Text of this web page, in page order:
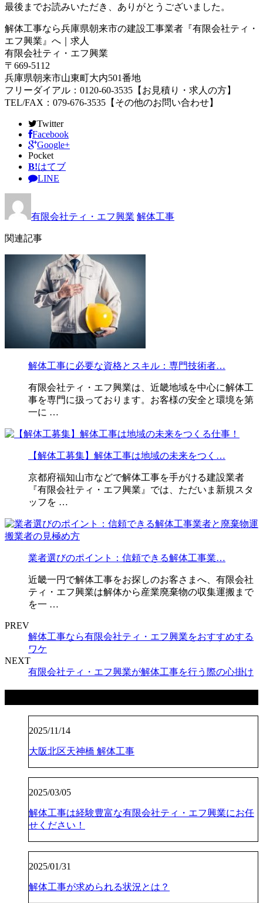
最後までお読みいただき、ありがとうございました。
解体工事なら兵庫県朝来市の建設工事業者『有限会社ティ・
エフ興業』へ｜求人
有限会社ティ・エフ興業
〒669-5112
兵庫県朝来市山東町大内501番地
フリーダイアル：0120-60-3535【お見積り・求人の方】
TEL/FAX：079-676-3535【その他のお問い合わせ】
Twitter
Facebook
Google+
Pocket
B!はてブ
LINE
有限会社ティ・エフ興業 解体工事
関連記事
解体工事に必要な資格とスキル：専門技術者…
有限会社ティ・エフ興業は、近畿地域を中心に解体工
事を専門に扱っております。お客様の安全と環境を第
一に …
【解体工募集】解体工事は地域の未来をつく…
京都府福知山市などで解体工事を手がける建設業者
『有限会社ティ・エフ興業』では、ただいま新規スタ
ッフを …
業者選びのポイント：信頼できる解体工事業…
近畿一円で解体工事をお探しのお客さまへ、有限会社
ティ・エフ興業は解体から産業廃棄物の収集運搬まで
を一 …
PREV
解体工事なら有限会社ティ・エフ興業をおすすめする
ワケ
NEXT
有限会社ティ・エフ興業が解体工事を行う際の心掛け
2025/11/14
大阪北区天神橋 解体工事
2025/03/05
解体工事は経験豊富な有限会社ティ・エフ興業にお任
せください！
2025/01/31
解体工事が求められる状況とは？